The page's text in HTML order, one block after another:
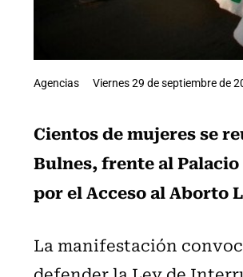
Agencias Viernes 29 de septiembre de
Cientos de mujeres se
Bulnes, frente al
por el Acceso al Aborto
La manifestación